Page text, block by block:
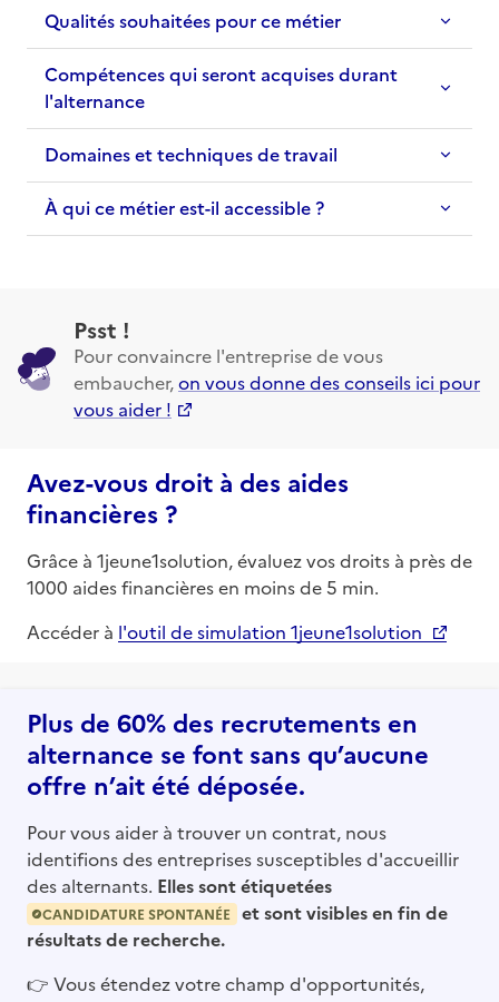
Qualités souhaitées pour ce métier
Compétences qui seront acquises durant
l'alternance
Domaines et techniques de travail
À qui ce métier est-il accessible ?
Psst !
Pour convaincre l'entreprise de vous
embaucher,on vous donne des conseils ici pour
vous aider !
Avez-vous droit à des aides
financières ?
Grâce à 1jeune1solution, évaluez vos droits à près de
1000 aides financières en moins de 5 min.
Accéder à l'outil de simulation 1jeune1solution
Plus de 60% des recrutements en
alternance se font sans qu’aucune
offre n’ait été déposée.
Pour vous aider à trouver un contrat, nous
identifions des entreprises susceptibles d'accueillir
des alternants. Elles sont étiquetées
CANDIDATURE SPONTANÉE
et sont visibles en fin de
résultats de recherche.
👉 Vous étendez votre champ d'opportunités,